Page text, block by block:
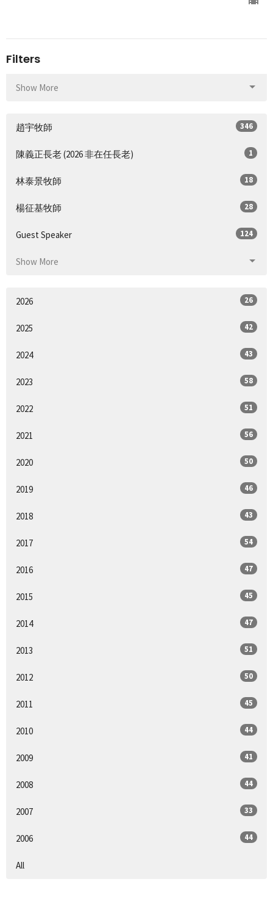
Filters
Show More
趙宇牧師 346
陳義正長老 (2026 非在任長老) 1
林泰景牧師 18
楊征基牧師 28
Guest Speaker 124
Show More
2026 26
2025 42
2024 43
2023 58
2022 51
2021 56
2020 50
2019 46
2018 43
2017 54
2016 47
2015 45
2014 47
2013 51
2012 50
2011 45
2010 44
2009 41
2008 44
2007 33
2006 44
All